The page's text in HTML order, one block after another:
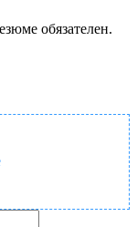
обязателен.